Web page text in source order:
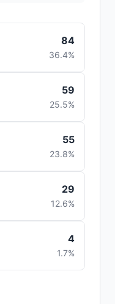
84
36.4%
59
25.5%
55
23.8%
29
12.6%
4
1.7%